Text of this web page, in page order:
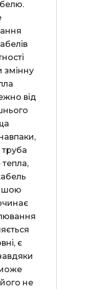
змінну
від
труба
тепла,
є
не